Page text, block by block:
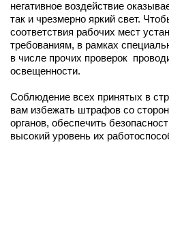
негативное воздействие
так и чрезмерно яркий свет.
соответствия рабочих мест
требованиям, в рамках
в числе прочих проверок
освещенности.
Соблюдение всех принятых в
вам избежать штрафов со
органов, обеспечить
высокий уровень их